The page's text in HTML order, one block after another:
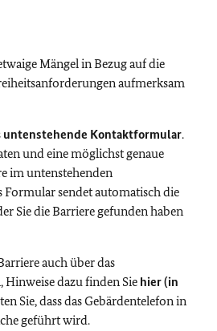
Mängel in Bezug auf die
aufmerksam
untenstehende Kontaktformular.
und eine möglichst genaue
im untenstehenden
sendet automatisch die
Sie die Barriere gefunden haben
auch über das
dazu finden Sie hier (in
Sie, dass das Gebärdentelefon in
geführt wird.